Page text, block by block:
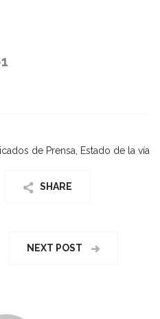
de Prensa, Estado de la vía
SHARE
NEXT POST